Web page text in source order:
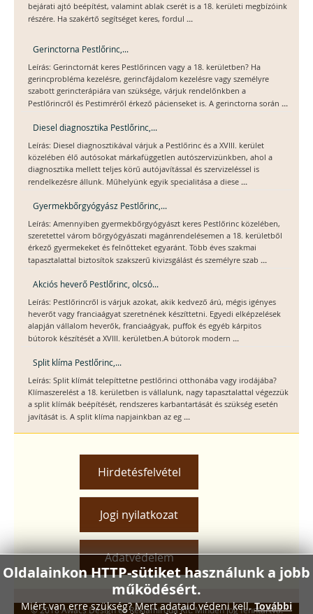
bejárati ajtó beépítést, valamint ablak cserét is a 18. kerületi megbízóink
részére. Ha szakértő segítséget keres, fordul ...
Gerinctorna Pestlőrinc,...
Leírás: Gerinctornát keres Pestlőrincen vagy a 18. kerületben? Ha
gerincprobléma kezelésre, gerincfájdalom kezelésre vagy személyre
szabott gerincterápiára van szüksége, várjuk rendelőnkben a
Pestlőrincről és Pestimréről érkező pácienseket is. A gerinctorna során ...
Diesel diagnosztika Pestlőrinc,...
Leírás: Diesel diagnosztikával várjuk a Pestlőrinc és a XVIII. kerület
közelében élő autósokat márkafüggetlen autószervizünkben, ahol a
diagnosztika mellett teljes körű autójavítással és szervizeléssel is
rendelkezésre állunk. Műhelyünk egyik specialitása a diese ...
Gyermekbőrgyógyász Pestlőrinc,...
Leírás: Amennyiben gyermekbőrgyógyászt keres Pestlőrinc közelében,
szeretettel várom bőrgyógyászati magánrendelésemen a 18. kerületből
érkező gyermekeket és felnőtteket egyaránt. Több éves szakmai
tapasztalattal biztosítok szakszerű kivizsgálást és személyre szab ...
Akciós heverő Pestlőrinc, olcsó...
Leírás: Pestlőrincről is várjuk azokat, akik kedvező árú, mégis igényes
heverőt vagy franciaágyat szeretnének készíttetni. Egyedi elképzelések
alapján vállalom heverők, franciaágyak, puffok és egyéb kárpitos
bútorok készítését a XVIII. kerületben.A bútorok modern ...
Split klíma Pestlőrinc,...
Leírás: Split klímát telepíttetne pestlőrinci otthonába vagy irodájába?
Klímaszerelést a 18. kerületben is vállalunk, nagy tapasztalattal végezzük
a split klímák beépítését, rendszeres karbantartását és szükség esetén
javítását is. A split klíma napjainkban az eg ...
Hirdetésfelvétel
Jogi nyilatkozat
Adatvédelem
Oldalainkon HTTP-sütiket használunk a jobb
működésért.
Miért van erre szükség? Mert adataid védeni kell.További
© 2018 Awacs Design és Reklámiroda Kft. Minden jog fenntartva.